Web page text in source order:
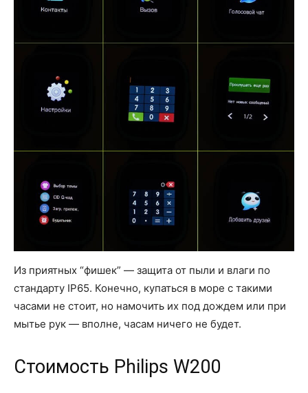
Из приятных “фишек” — защита от пыли и влаги по
стандарту IP65. Конечно, купаться в море с такими
часами не стоит, но намочить их под дождем или при
мытье рук — вполне, часам ничего не будет.
Стоимость Philips W200